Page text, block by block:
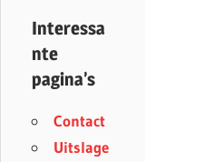
Interessa
nte
pagina’s
Contact
Uitslage